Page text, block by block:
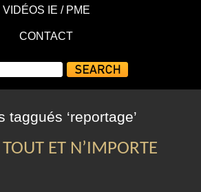
VIDÉOS IE / PME
CONTACT
taggués ‘reportage’
ET N’IMPORTE